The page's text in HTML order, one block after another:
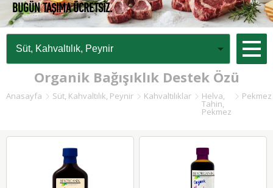
BUGÜN TAŞIMA ÜCRETSİZ.
Organik Bağışıklık Destek Özü
Anasayfa Süt, Kahvaltılık, Peynir Kahvaltılıklar Helva,
Tahin,
Pekmez
Pekmez